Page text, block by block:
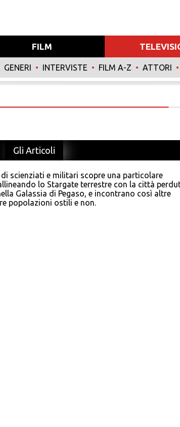
FILM
GENERI • INTERVISTE • FILM A-Z • ATTORI •
Gli Articoli
scienziati e militari scopre una particolare
lo Stargate terrestre con la città
Galassia di Pegaso, e incontrano così altre
popolazioni ostili e non.